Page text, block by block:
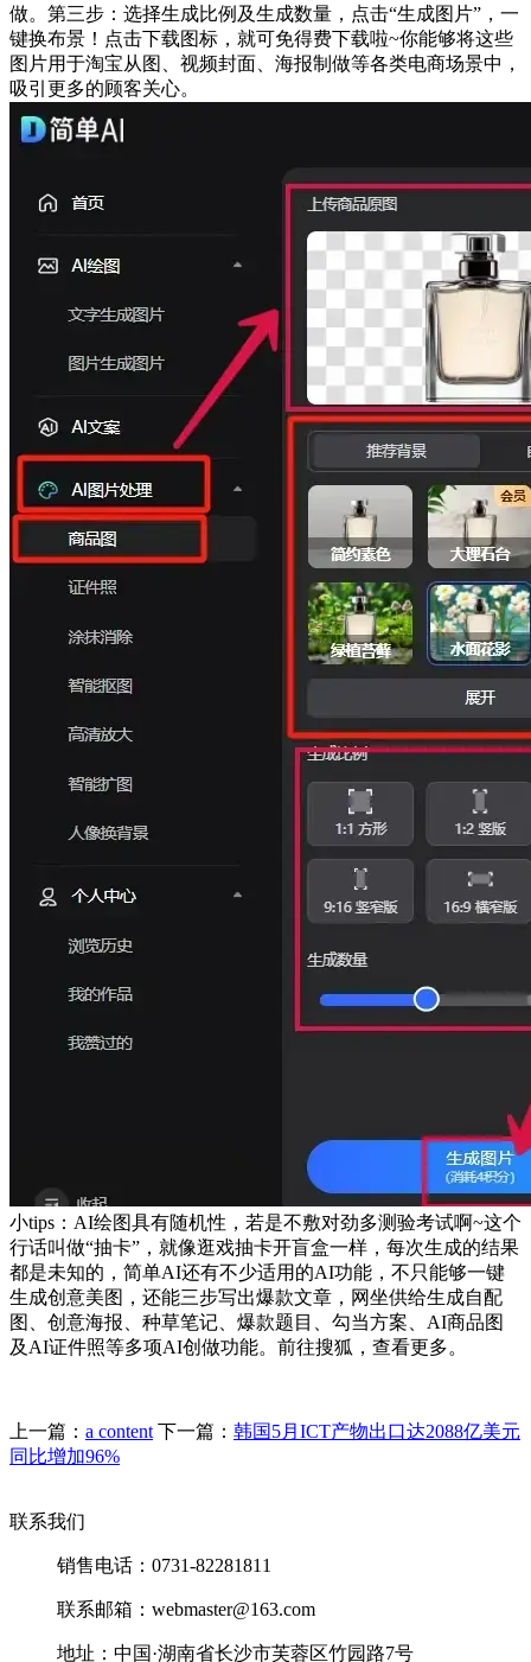
做。第三步：选择生成比例及生成数量，点击“生成图片”，一
键换布景！点击下载图标，就可免得费下载啦~你能够将这些
图片用于淘宝从图、视频封面、海报制做等各类电商场景中，
吸引更多的顾客关心。
小tips：AI绘图具有随机性，若是不敷对劲多测验考试啊~这个
行话叫做“抽卡”，就像逛戏抽卡开盲盒一样，每次生成的结果
都是未知的，简单AI还有不少适用的AI功能，不只能够一键
生成创意美图，还能三步写出爆款文章，网坐供给生成自配
图、创意海报、种草笔记、爆款题目、勾当方案、AI商品图
及AI证件照等多项AI创做功能。前往搜狐，查看更多。
上一篇： a content 下一篇： 韩国5月ICT产物出口达2088亿美元
同比增加96%
联系我们
销售电话：0731-82281811
联系邮箱：webmaster@163.com
地址：中国·湖南省长沙市芙蓉区竹园路7号